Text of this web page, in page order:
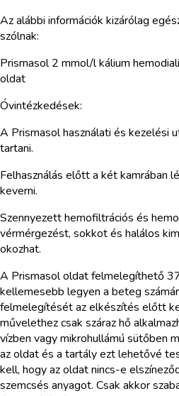
Az alábbi információk kizárólag
szólnak:
Prismasol 2 mmol/l kálium
oldat
Óvintézkedések:
A Prismasol használati és kezelési
tartani.
Felhasználás előtt a két kamrában
keverni.
Szennyezett hemofiltrációs és
vérmérgezést, sokkot és halálos
okozhat.
A Prismasol oldat felmelegíthető
kellemesebb legyen a beteg
felmelegítését az elkészítés előtt
művelethez csak száraz hő
vízben vagy mikrohullámú sütőben
az oldat és a tartály ezt lehetővé
kell, hogy az oldat nincs-e
szemcsés anyagot. Csak akkor